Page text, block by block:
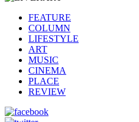
FEATURE
COLUMN
LIFESTYLE
ART
MUSIC
CINEMA
PLACE
REVIEW